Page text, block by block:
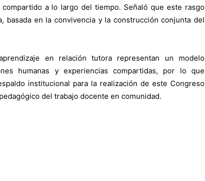
a lo largo del tiempo. Señaló que este rasgo
basada en la convivencia y la construcción conjunta del
en relación tutora representan un modelo
humanas y experiencias compartidas, por lo que
institucional para la realización de este Congreso
del trabajo docente en comunidad.